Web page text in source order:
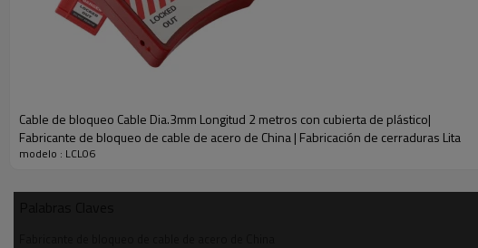
PARÁMETRO
Cable de bloqueo Cable Dia.3mm Longitud 2 metros con cubierta de plástico|
Fabricante de bloqueo de cable de acero de China | Fabricación de cerraduras Lita
modelo : LCL06